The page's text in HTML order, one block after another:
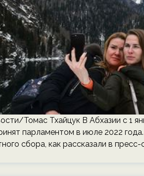
Томас Тхайцук В Абхазии с 1
парламентом в июле 2022
сбора, как рассказали в